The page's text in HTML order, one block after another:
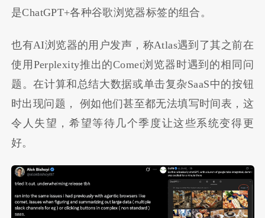
是ChatGPT+各种谷歌浏览器标签的组合。
也有AI浏览器的用户发声，称Atlas遇到了其之前在
使用Perplexity推出的Comet浏览器时遇到的相同问
题。在计算和总结大数据或单击复杂SaaS中的按钮
时出现问题， 例如他们甚至都无法填写时间表，这
令人失望，希望等待几个季度让这些系统变得更
好。